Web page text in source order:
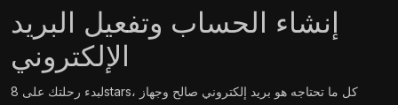
إنشاء الحساب وتفعيل البريد
الإلكتروني
لبدء رحلتك على 8stars، كل ما تحتاجه هو بريد إلكتروني صالح وجهاز